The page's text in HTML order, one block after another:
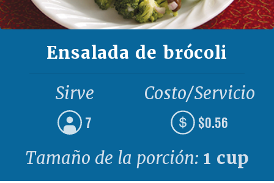
Ensalada de brócoli
Sirve
7
Costo/Servicio
$0.56
Tamaño de la porción: 1 cup